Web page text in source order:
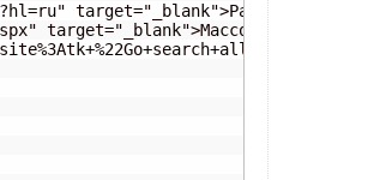
target="_blank">Расширенный
target="_blank">Массовая проверка